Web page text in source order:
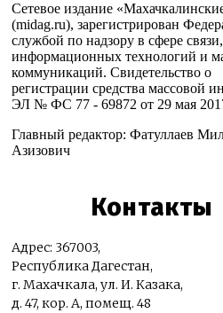
Сетевое издание
(midag.ru), зарегистрирован
службой по надзору в сфере связи,
информационных технологий и
коммуникаций. Свидетельство о
регистрации средства массовой
ЭЛ № ФС 77 - 69872 от 29 мая
Главный редактор: Фатуллаев
Азизович
Контакты
Адрес: 367003,
Республика Дагестан,
г. Махачкала, ул. И. Казака,
д. 47, кор. А, помещ. 48